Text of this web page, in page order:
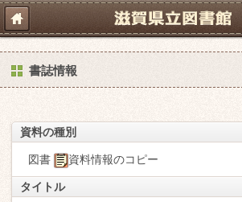
書誌情報
資料の種別
図書 資料情報のコピー
タイトル